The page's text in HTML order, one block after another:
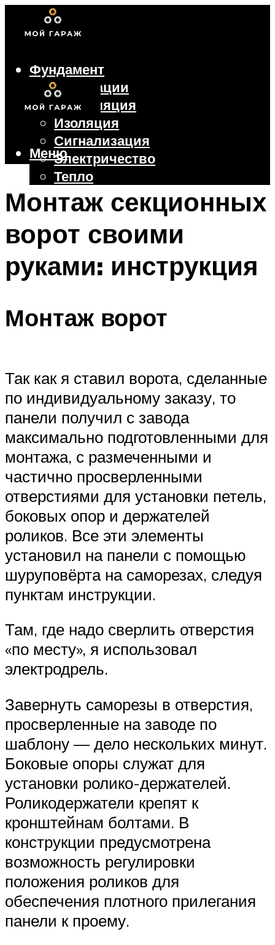
Фундамент
Коммуникации
Вентиляция
Изоляция
Сигнализация
Электричество
Тепло
Крыша
Ворота
Меню
Меню
Монтаж секционных
ворот своими
руками: инструкция
Монтаж ворот
Так как я ставил ворота, сделанные
по индивидуальному заказу, то
панели получил с завода
максимально подготовленными для
монтажа, с размеченными и
частично просверленными
отверстиями для установки петель,
боковых опор и держателей
роликов. Все эти элементы
установил на панели с помощью
шуруповёрта на саморезах, следуя
пунктам инструкции.
Там, где надо сверлить отверстия
«по месту», я использовал
электродрель.
Завернуть саморезы в отверстия,
просверленные на заводе по
шаблону — дело нескольких минут.
Боковые опоры служат для
установки ролико-держателей.
Роликодержатели крепят к
кронштейнам болтами. В
конструкции предусмотрена
возможность регулировки
положения роликов для
обеспечения плотного прилегания
панели к проему.